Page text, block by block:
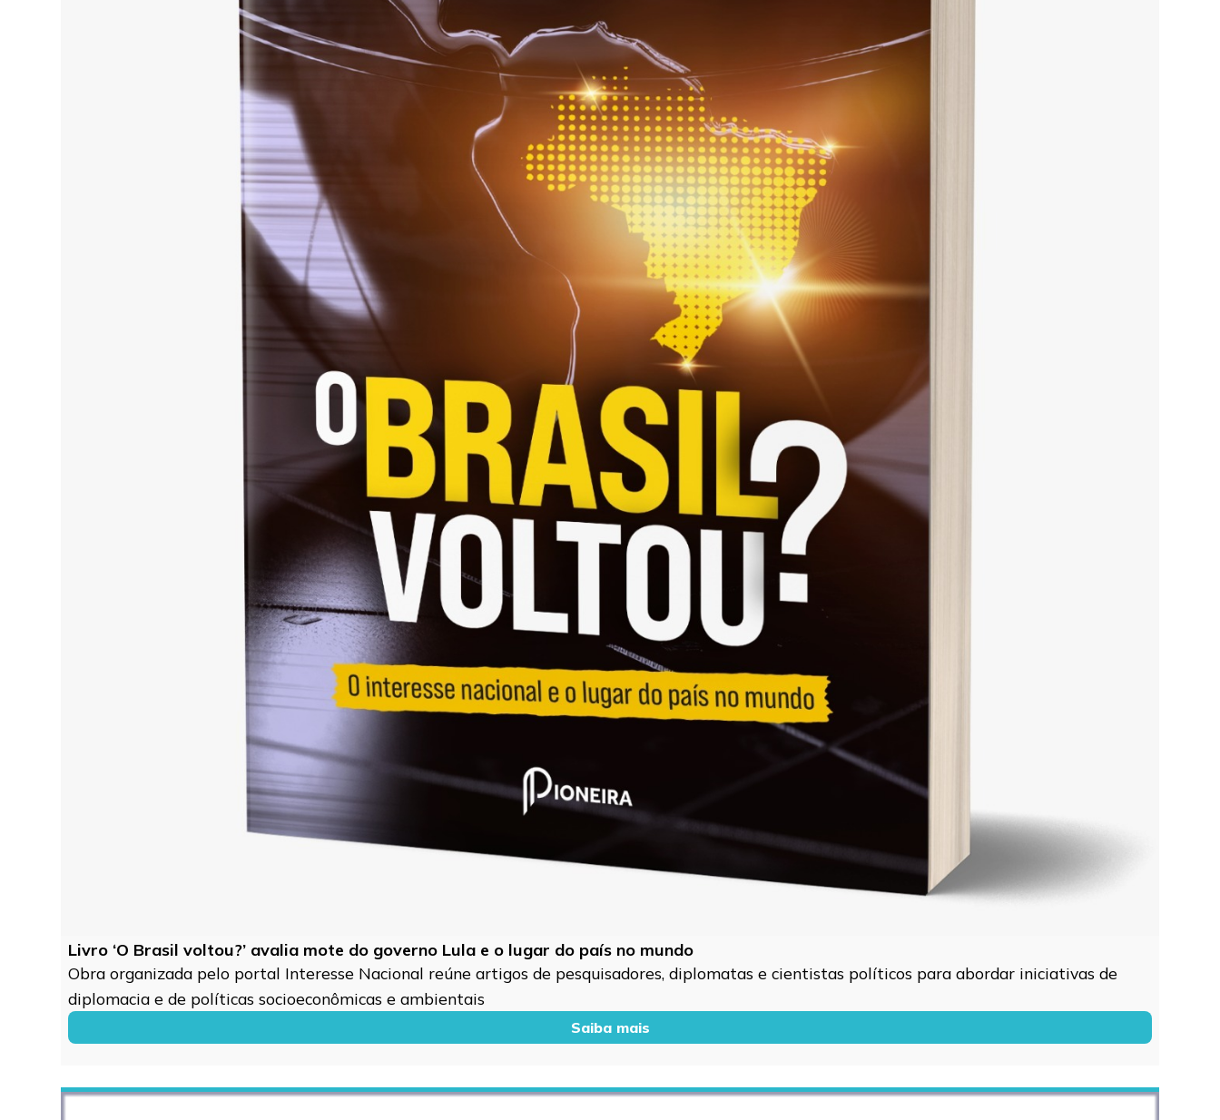
Livro ‘O Brasil voltou?’ avalia mote do governo Lula e o lugar do país no mundo
Obra organizada pelo portal Interesse Nacional reúne artigos de pesquisadores, diplomatas e cientistas políticos para abordar iniciativas de
diplomacia e de políticas socioeconômicas e ambientais
Saiba mais